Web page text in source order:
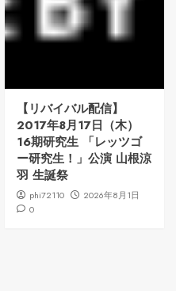
【リバイバル配信】
2017年8月17日（木）
16期研究生 「レッツゴ
ー研究生！」公演 山根涼
羽 生誕祭
phi72110
2026年8月1日
0